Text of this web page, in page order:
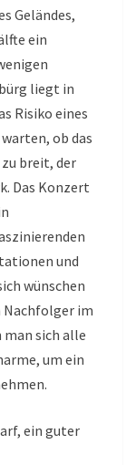
Geländes,
ein
liegt in
Risiko eines
ob das
breit, der
Das Konzert
und
wünschen
Nachfolger im
sich alle
um ein
ein guter